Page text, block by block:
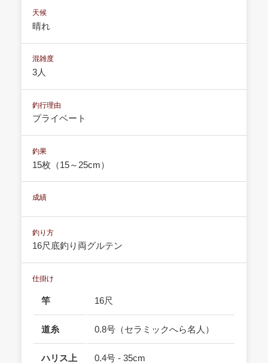
天候
晴れ
混雑度
3人
釣行理由
プライベート
釣果
15枚（15～25cm）
成績
釣り方
16尺底釣り両グルテン
仕掛け
竿 16尺
道糸 0.8号（セラミックへら名人）
ハリス上 0.4号 - 35cm